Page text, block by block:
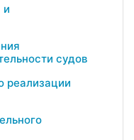
и
судов
реализации